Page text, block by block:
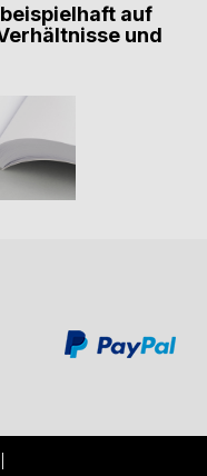
auf
und